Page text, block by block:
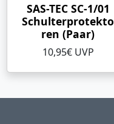
SAS-TEC SC-1/01
Schulterprotekto
ren (Paar)
10,95€ UVP